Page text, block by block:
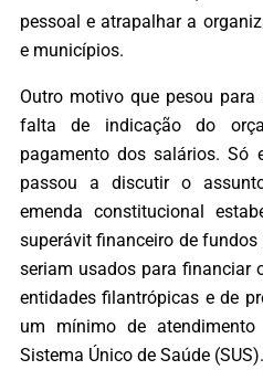
pessoal e atrapalhar a
e municípios.
Outro motivo que pesou
falta de indicação do
pagamento dos salários. Só
passou a discutir o
emenda constitucional
superávit financeiro de
seriam usados para financiar
entidades filantrópicas e de
um mínimo de
Sistema Único de Saúde (SUS).